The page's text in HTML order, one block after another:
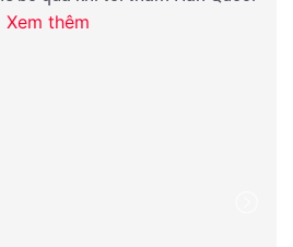
“Chợ toàn cầu”, “Khu phiêu lưu
Mỹ”, “Vùng đất huyền thoại”,
Xem thêm